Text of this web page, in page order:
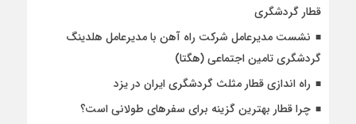
قطار گردشگری
نشست مدیرعامل شرکت راه آهن با مدیرعامل هلدینگ
گردشگری تامین اجتماعی (هگتا)
راه اندازی قطار مثلث گردشگری ایران در یزد
چرا قطار بهترین گزینه برای سفرهای طولانی است؟